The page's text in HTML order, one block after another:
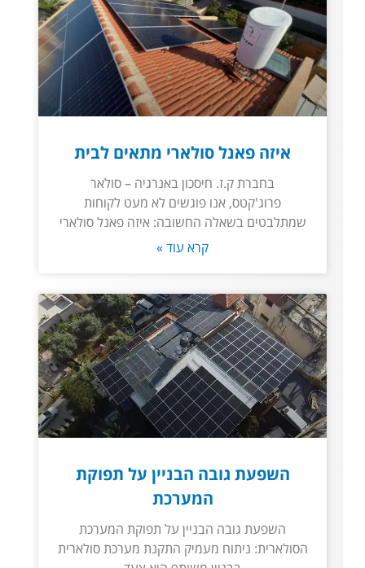
איזה פאנל סולארי מתאים לבית
בחברת ק.ז. חיסכון באנרגיה – סולאר
פרוג'קטס, אנו פוגשים לא מעט לקוחות
שמתלבטים בשאלה החשובה: איזה פאנל סולארי
קרא עוד »
השפעת גובה הבניין על תפוקת
המערכת
השפעת גובה הבניין על תפוקת המערכת
הסולארית: ניתוח מעמיק התקנת מערכת סולארית